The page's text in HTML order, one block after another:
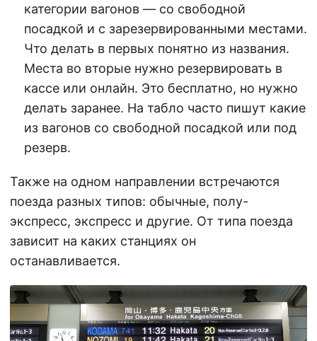
категории вагонов — со свободной
посадкой и с зарезервированными местами.
Что делать в первых понятно из названия.
Места во вторые нужно резервировать в
кассе или онлайн. Это бесплатно, но нужно
делать заранее. На табло часто пишут какие
из вагонов со свободной посадкой или под
резерв.
Также на одном направлении встречаются
поезда разных типов: обычные, полу-
экспресс, экспресс и другие. От типа поезда
зависит на каких станциях он
останавливается.